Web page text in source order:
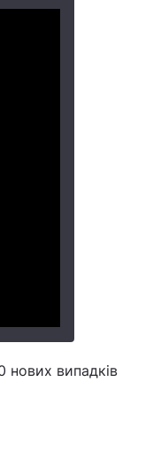
нових випадків